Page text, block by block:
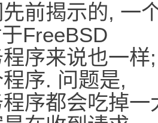
前揭示的, 一
FreeBSD
序来说也一
序. 问题是,
序都会吃掉